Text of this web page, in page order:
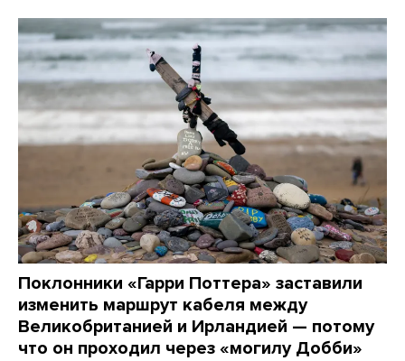
Поклонники «Гарри Поттера» заставили
изменить маршрут кабеля между
Великобританией и Ирландией — потому
что он проходил через «могилу Добби»